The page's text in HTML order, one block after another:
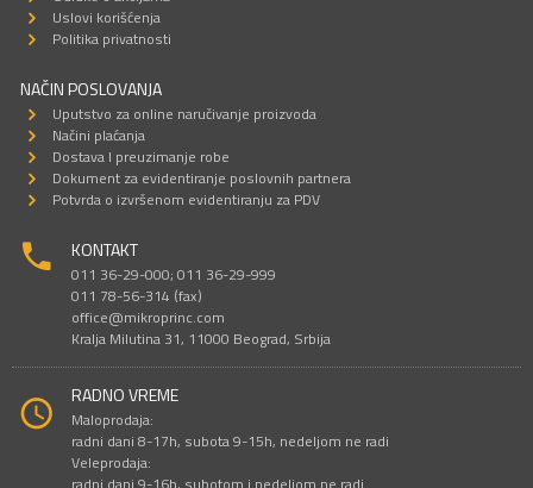
Uslovi korišćenja
Politika privatnosti
NAČIN POSLOVANJA
Uputstvo za online naručivanje proizvoda
Načini plaćanja
Dostava I preuzimanje robe
Dokument za evidentiranje poslovnih partnera
Potvrda o izvršenom evidentiranju za PDV
KONTAKT
011 36-29-000; 011 36-29-999
011 78-56-314 (fax)
office@mikroprinc.com
Kralja Milutina 31, 11000 Beograd, Srbija
RADNO VREME
Maloprodaja:
radni dani 8-17h, subota 9-15h, nedeljom ne radi
Veleprodaja: